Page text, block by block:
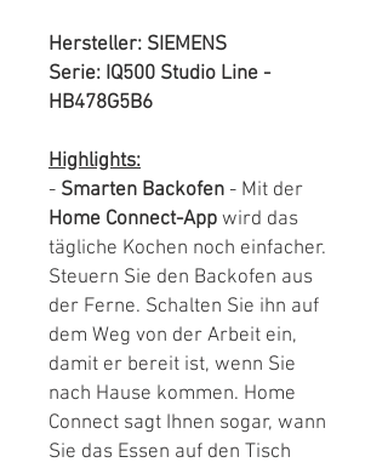
Hersteller: SIEMENS
Serie: IQ500 Studio Line -
HB478G5B6
Highlights:
- Smarten Backofen - Mit der
Home Connect-App wird das
tägliche Kochen noch einfacher.
Steuern Sie den Backofen aus
der Ferne. Schalten Sie ihn auf
dem Weg von der Arbeit ein,
damit er bereit ist, wenn Sie
nach Hause kommen. Home
Connect sagt Ihnen sogar, wann
Sie das Essen auf den Tisch